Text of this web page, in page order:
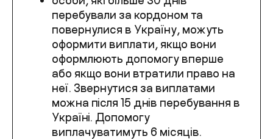
перебували за кордоном та
повернулися в Україну, можуть
оформити виплати, якщо вони
оформлюють допомогу вперше
або якщо вони втратили право на
неї. Звернутися за виплатами
можна після 15 днів перебування в
Україні. Допомогу
виплачуватимуть 6 місяців.